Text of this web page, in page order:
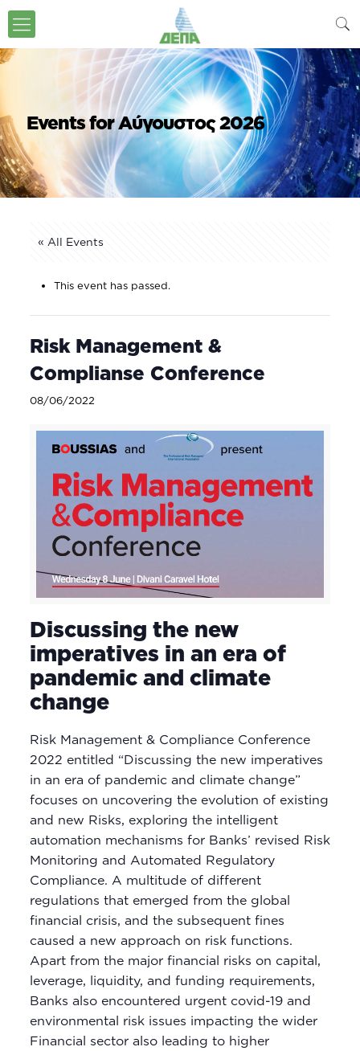
Events for Αύγουστος 2026
« All Events
This event has passed.
Risk Management &
Complianse Conference
08/06/2022
Discussing the new
imperatives in an era of
pandemic and climate
change
Risk Management & Compliance Conference
2022 entitled “Discussing the new imperatives
in an era of pandemic and climate change”
focuses on uncovering the evolution of existing
and new Risks, exploring the intelligent
automation mechanisms for Banks’ revised Risk
Monitoring and Automated Regulatory
Compliance. A multitude of different
regulations that emerged from the global
financial crisis, and the subsequent fines
caused a new approach on risk functions.
Apart from the major financial risks on capital,
leverage, liquidity, and funding requirements,
Banks also encountered urgent covid-19 and
environmental risk issues impacting the wider
Financial sector also leading to higher